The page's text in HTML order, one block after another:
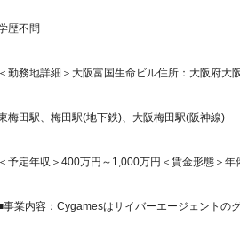
歴不問
＜勤務地詳細＞大阪富国生命ビル住所：大阪府
梅田駅、梅田駅(地下鉄)、大阪梅田駅(阪神線)
＜予定年収＞400万円～1,000万円＜賃金形態＞
事業内容：Cygamesはサイバーエージェントの